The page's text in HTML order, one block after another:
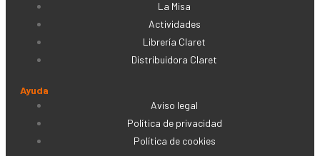
La Misa
Actividades
Librería Claret
Distribuidora Claret
Ayuda
Aviso legal
Política de privacidad
Política de cookies